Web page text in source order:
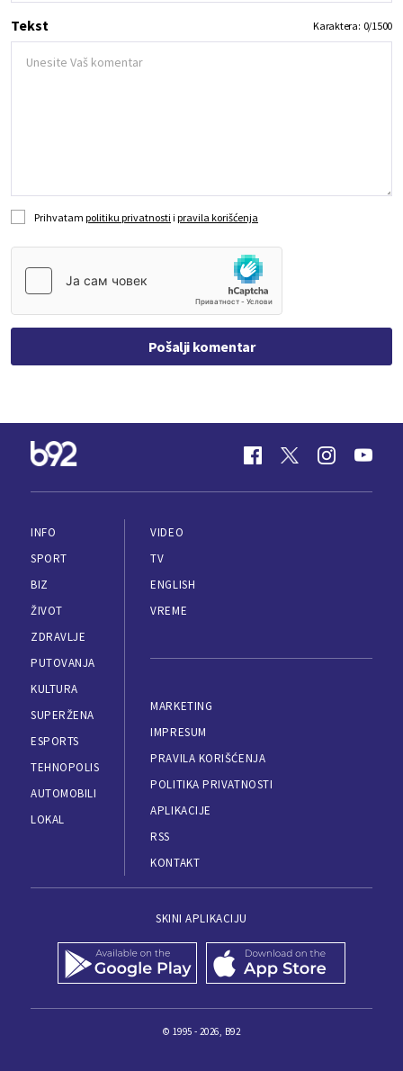
Tekst Karaktera: 0/1500
Prihvatam politiku privatnosti i pravila korišćenja
Pošalji komentar
INFO
SPORT
BIZ
ŽIVOT
ZDRAVLJE
PUTOVANJA
KULTURA
SUPERŽENA
ESPORTS
TEHNOPOLIS
AUTOMOBILI
LOKAL
VIDEO
TV
ENGLISH
VREME
MARKETING
IMPRESUM
PRAVILA KORIŠĆENJA
POLITIKA PRIVATNOSTI
APLIKACIJE
RSS
KONTAKT
SKINI APLIKACIJU
© 1995 - 2026, B92